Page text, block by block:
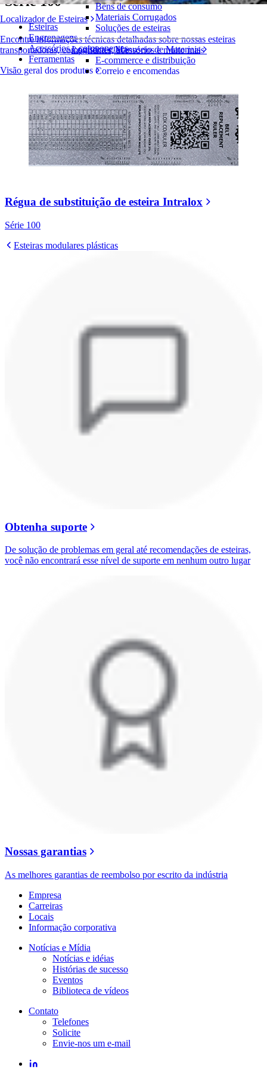
Localizador de Esteiras
Encontre informações técnicas detalhadas sobre nossas esteiras
transportadoras, componentes, acessórios e muito mais
Visão geral dos produtos
Bens de consumo
Materiais Corrugados
Soluções de esteiras
Logística e Manuseio de Materiais
E-commerce e distribuição
Correio e encomendas
Pneus
Automotivo
Baterias de VE
Industrial
Visão geral das indústrias
Esteiras
Engrenagens
Acessórios e componentes
Ferramentas
Régua de substituição de esteira Intralox
Série 100
Esteiras modulares plásticas
Obtenha suporte
De solução de problemas em geral até recomendações de esteiras,
você não encontrará esse nível de suporte em nenhum outro lugar
Nossas garantias
As melhores garantias de reembolso por escrito da indústria
Empresa
Carreiras
Locais
Informação corporativa
Notícias e Mídia
Notícias e idéias
Histórias de sucesso
Eventos
Biblioteca de vídeos
Contato
Telefones
Solicite
Envie-nos um e-mail